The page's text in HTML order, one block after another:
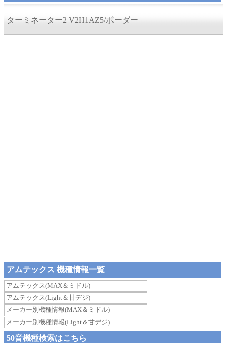
ターミネーター2 V2H1AZ5/ボーダー
アムテックス 機種情報一覧
アムテックス(MAX＆ミドル)
アムテックス(Light＆甘デジ)
メーカー別機種情報(MAX＆ミドル)
メーカー別機種情報(Light＆甘デジ)
50音機種検索はこちら